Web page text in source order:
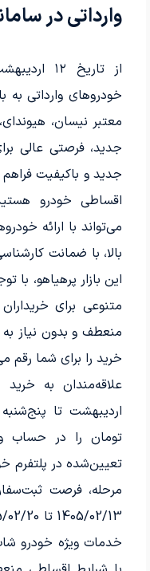
وارداتی در
خودروهای وارداتی به
معتبر نیسان،
جدید، فرصتی عالی
جدید و باکیفیت فراهم
اقساطی خودرو
بالا، با ضمانت
این بازار پرهیاهو،
متنوعی برای
منعطف و بدون نیاز
خرید را برای شما رقم
تومان را در حساب
تعیین‌شده در پلتفرم
مرحله، فرصت
خدمات ویژه خودرو